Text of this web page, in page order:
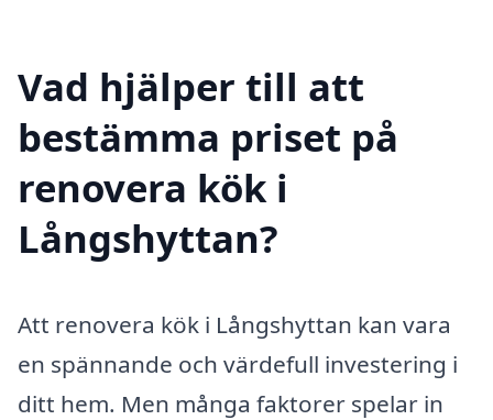
Vad hjälper till att
bestämma priset på
renovera kök i
Långshyttan?
Att renovera kök i Långshyttan kan vara
en spännande och värdefull investering i
ditt hem. Men många faktorer spelar in